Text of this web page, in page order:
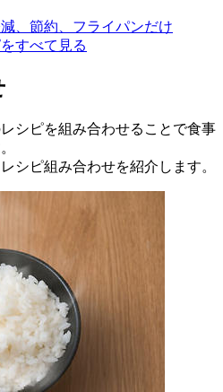
、節約、フライパンだけ
すべて見る
シピを組み合わせることで食事
シピ組み合わせを紹介します。